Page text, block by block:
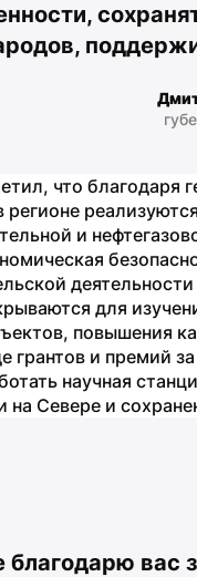
что благодаря
регионе
и
для
повышения
грантов и премий
научная
на Севере и
благодарю вас